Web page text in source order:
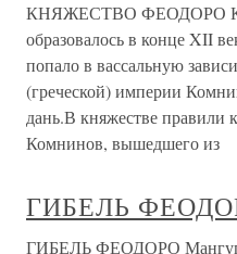
КНЯЖЕСТВО ФЕОДОРО
образовалось в конце XII
попало в вассальную
(греческой) империи
дань.В княжестве правили
Комнинов, вышедшего из
ГИБЕЛЬ
ГИБЕЛЬ ФЕОДОРО